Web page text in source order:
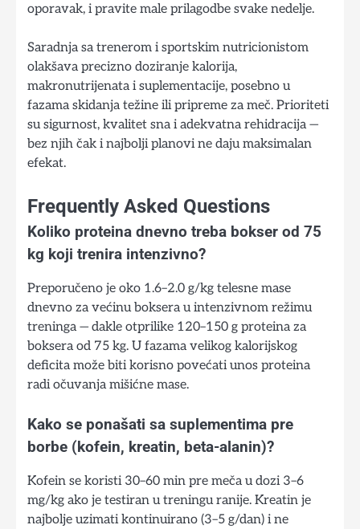
oporavak, i pravite male prilagodbe svake nedelje.
Saradnja sa trenerom i sportskim nutricionistom
olakšava precizno doziranje kalorija,
makronutrijenata i suplementacije, posebno u
fazama skidanja težine ili pripreme za meč. Prioriteti
su sigurnost, kvalitet sna i adekvatna rehidracija —
bez njih čak i najbolji planovi ne daju maksimalan
efekat.
Frequently Asked Questions
Koliko proteina dnevno treba bokser od 75
kg koji trenira intenzivno?
Preporučeno je oko 1.6–2.0 g/kg telesne mase
dnevno za većinu boksera u intenzivnom režimu
treninga — dakle otprilike 120–150 g proteina za
boksera od 75 kg. U fazama velikog kalorijskog
deficita može biti korisno povećati unos proteina
radi očuvanja mišićne mase.
Kako se ponašati sa suplementima pre
borbe (kofein, kreatin, beta-alanin)?
Kofein se koristi 30–60 min pre meča u dozi 3–6
mg/kg ako je testiran u treningu ranije. Kreatin je
najbolje uzimati kontinuirano (3–5 g/dan) i ne